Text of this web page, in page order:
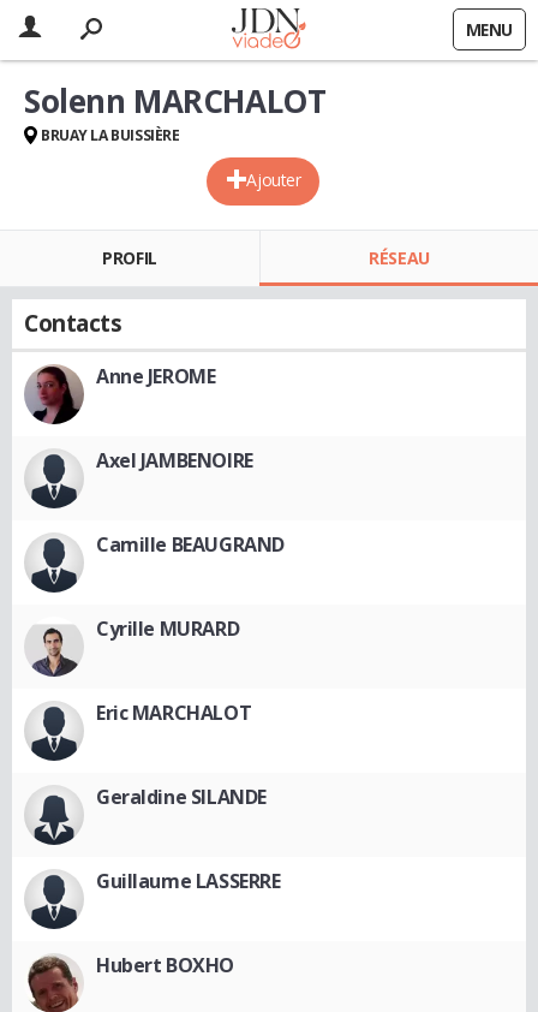
MENU
Ajouter
Solenn MARCHALOT
BRUAY LA BUISSIÈRE
PROFIL RÉSEAU
Contacts
Anne JEROME
Axel JAMBENOIRE
Camille BEAUGRAND
Cyrille MURARD
Eric MARCHALOT
Geraldine SILANDE
Guillaume LASSERRE
Hubert BOXHO